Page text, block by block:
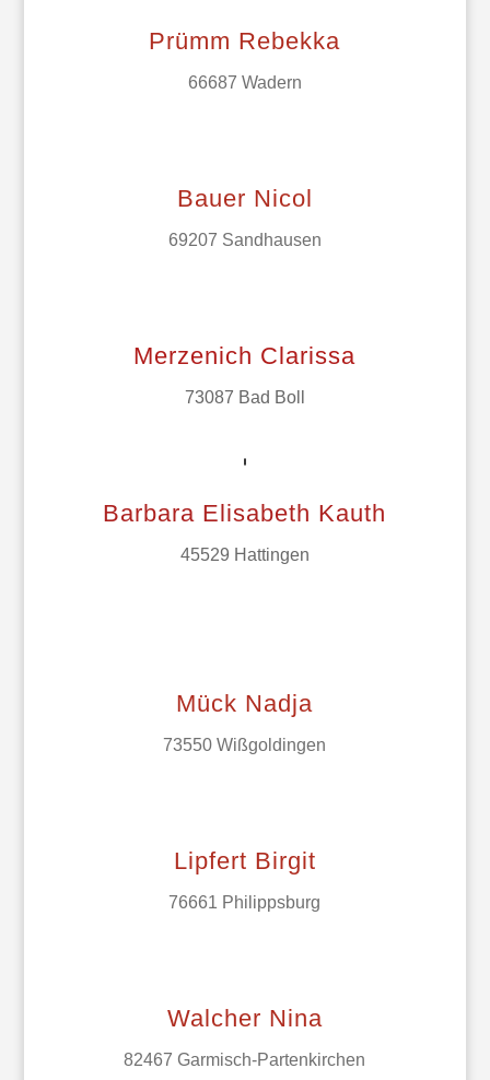
Prümm Rebekka
66687 Wadern
Bauer Nicol
69207 Sandhausen
Merzenich Clarissa
73087 Bad Boll
Barbara Elisabeth Kauth
45529 Hattingen
Mück Nadja
73550 Wißgoldingen
Lipfert Birgit
76661 Philippsburg
Walcher Nina
82467 Garmisch-Partenkirchen